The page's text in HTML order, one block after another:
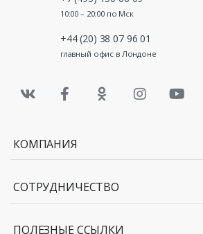
10:00 – 20:00 по Мск
+44 (20) 38 07 96 01
главный офис в Лондоне
КОМПАНИЯ
СОТРУДНИЧЕСТВО
ПОЛЕЗНЫЕ ССЫЛКИ